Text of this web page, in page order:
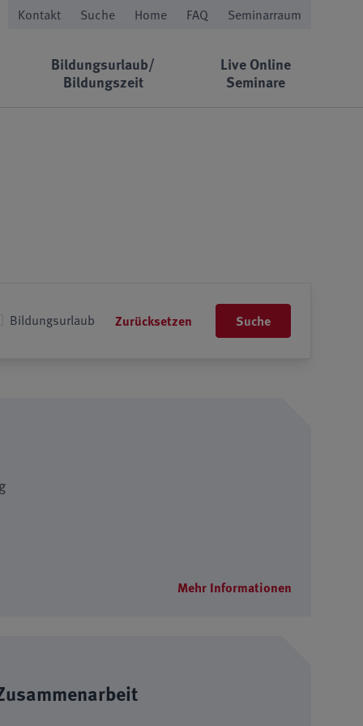
Kontakt Suche Home FAQ Seminarraum
Bildungsurlaub/
Bildungszeit
Live Online
Seminare
Bildungsurlaub Zurücksetzen Suche
Mehr Informationen